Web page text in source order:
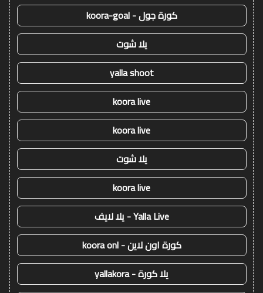
كورة جول - koora-goal
يلا شوت
yalla shoot
koora live
koora live
يلا شوت
koora live
Yalla Live - يلا لايف
كورة اون لاين - koora onl
يلا كورة - yallakora